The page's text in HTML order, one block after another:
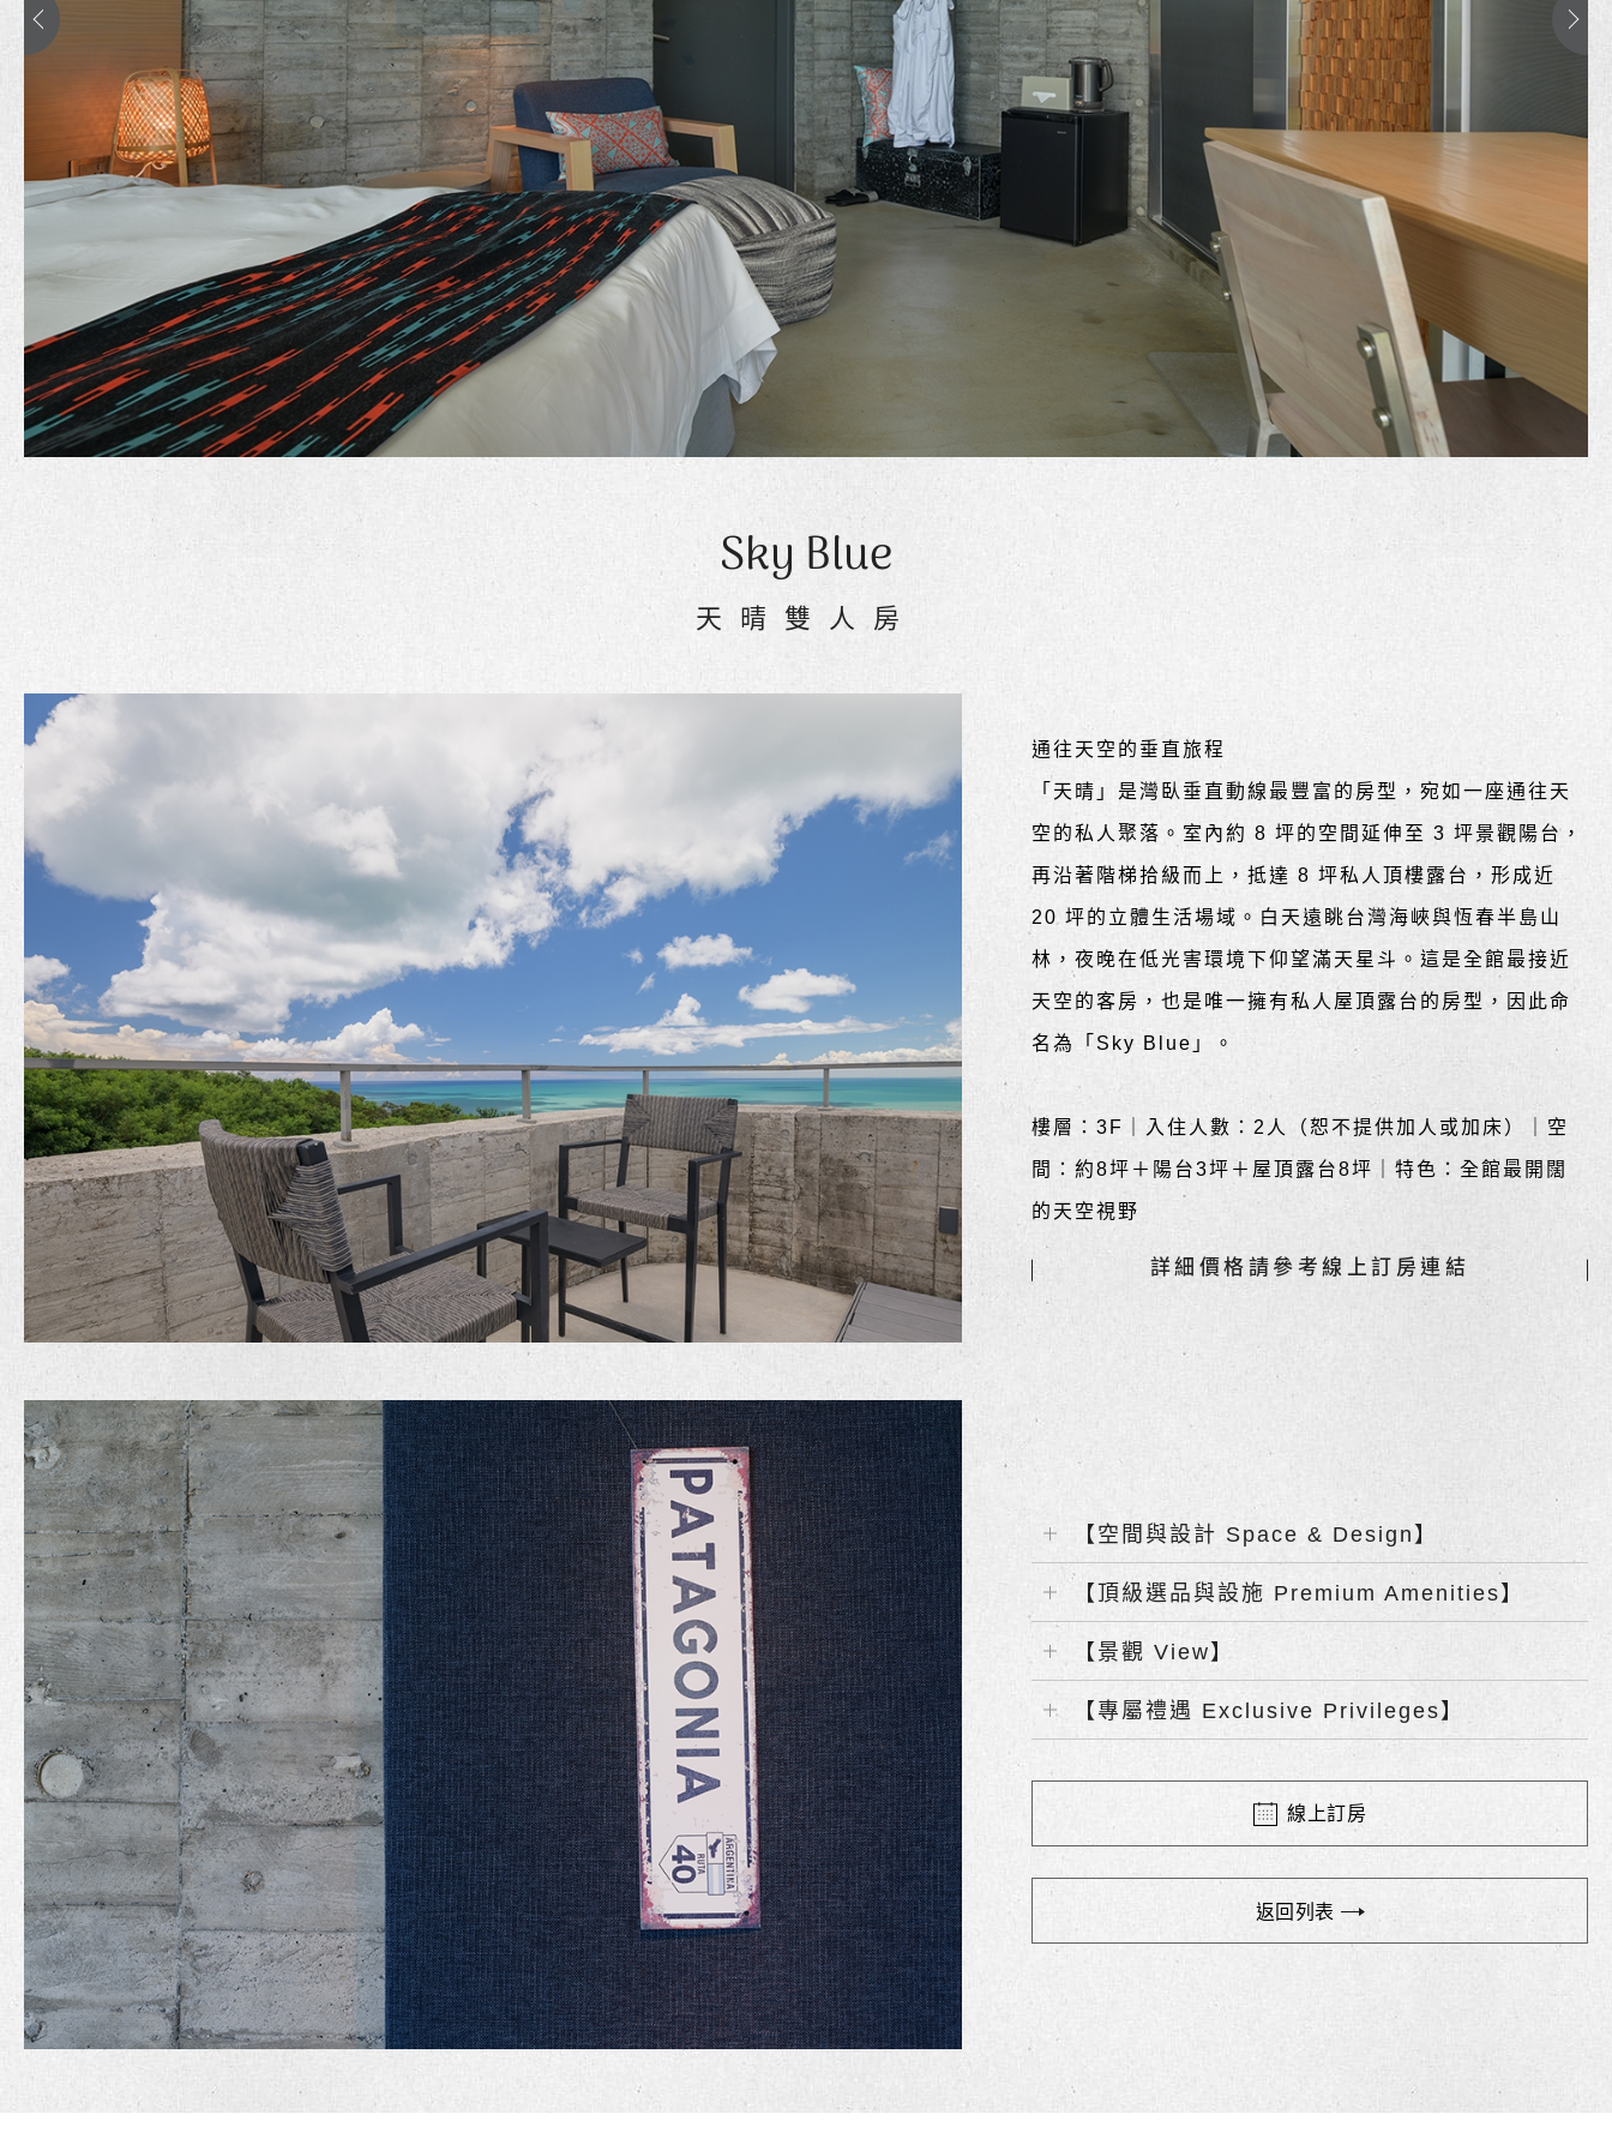
Sky Blue
天晴雙人房
通往天空的垂直旅程
「天晴」是灣臥垂直動線最豐富的房型，宛如一座通往天
空的私人聚落。室內約 8 坪的空間延伸至 3 坪景觀陽台，
再沿著階梯拾級而上，抵達 8 坪私人頂樓露台，形成近
20 坪的立體生活場域。白天遠眺台灣海峽與恆春半島山
林，夜晚在低光害環境下仰望滿天星斗。這是全館最接近
天空的客房，也是唯一擁有私人屋頂露台的房型，因此命
名為「Sky Blue」。
樓層：3F｜入住人數：2人（恕不提供加人或加床）｜空
間：約8坪＋陽台3坪＋屋頂露台8坪｜特色：全館最開闊
的天空視野
詳細價格請參考線上訂房連結
【空間與設計 Space & Design】
【頂級選品與設施 Premium Amenities】
【景觀 View】
【專屬禮遇 Exclusive Privileges】
線上訂房
返回列表